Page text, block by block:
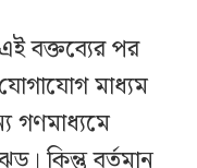
বক্তব্যের পর
মাধ্যম
গণমাধ্যমে